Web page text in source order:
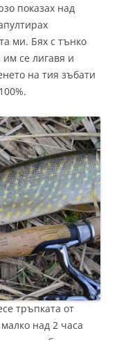
показах над
ми. Бях с тънко
се лигавя и
на тия зъбати
тръпката от
над 2 часа